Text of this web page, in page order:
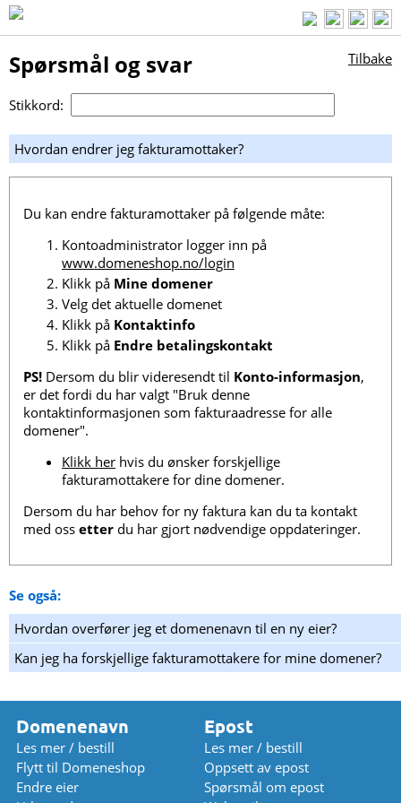
Spørsmål og svar Tilbake
Stikkord:
Hvordan endrer jeg fakturamottaker?
Du kan endre fakturamottaker på følgende måte:
Kontoadministrator logger inn på
www.domeneshop.no/login
Klikk på Mine domener
Velg det aktuelle domenet
Klikk på Kontaktinfo
Klikk på Endre betalingskontakt
PS! Dersom du blir videresendt til Konto-informasjon,
er det fordi du har valgt "Bruk denne
kontaktinformasjonen som fakturaadresse for alle
domener".
Klikk her hvis du ønsker forskjellige
fakturamottakere for dine domener.
Dersom du har behov for ny faktura kan du ta kontakt
med oss etter du har gjort nødvendige oppdateringer.
Se også:
Hvordan overfører jeg et domenenavn til en ny eier?
Kan jeg ha forskjellige fakturamottakere for mine domener?
Domenenavn
Les mer / bestill
Flytt til Domeneshop
Endre eier
Epost
Les mer / bestill
Oppsett av epost
Spørsmål om epost